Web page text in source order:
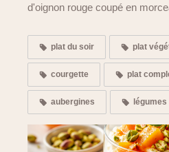
d'oignon rouge coupé en
plat du soir plat
courgette plat
aubergines légumes